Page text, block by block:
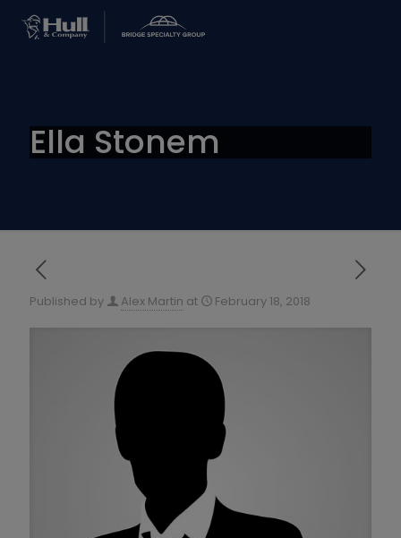
Ella Stonem
Published by Alex Martin at February 18, 2018